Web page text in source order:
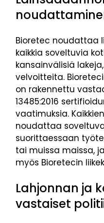
Bioretec noudattaa
kaikkia soveltuvia
kansainvälisiä
velvoitteita.
on rakennettu
13485:2016
vaatimuksia.
noudattaa
suorittaessaan
tai muissa maissa,
myös Bioretecin
Lahjonnan ja
vastaiset